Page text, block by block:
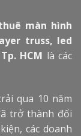
màn hình
truss, led
HCM là các
qua 10 năm
trở thành đối
các doanh